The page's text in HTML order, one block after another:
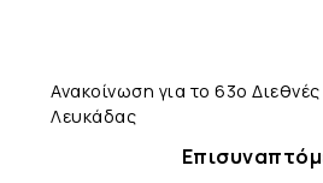
Ανακοίνωση για το 63ο
Λευκάδας